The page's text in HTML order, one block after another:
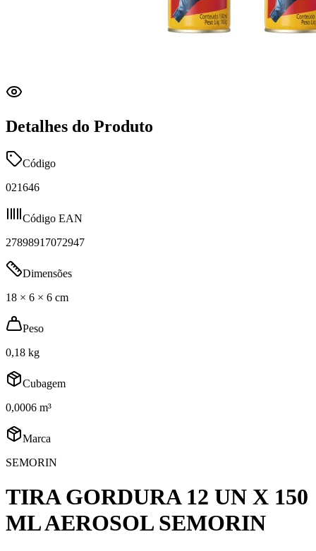
Detalhes do Produto
Código
021646
Código EAN
27898917072947
Dimensões
18 × 6 × 6 cm
Peso
0,18 kg
Cubagem
0,0006 m³
Marca
SEMORIN
TIRA GORDURA 12 UN X 150
ML AEROSOL SEMORIN